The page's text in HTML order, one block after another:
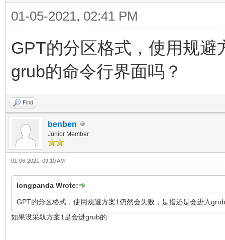
01-05-2021, 02:41 PM
GPT的分区格式，使用规
grub的命令行界面吗？
Find
benben
Junior Member
01-06-2021, 09:10 AM
longpanda Wrote:
GPT的分区格式，使用规避方案1仍然会失败，是指还是会进入
如果没采取方案1是会进grub的